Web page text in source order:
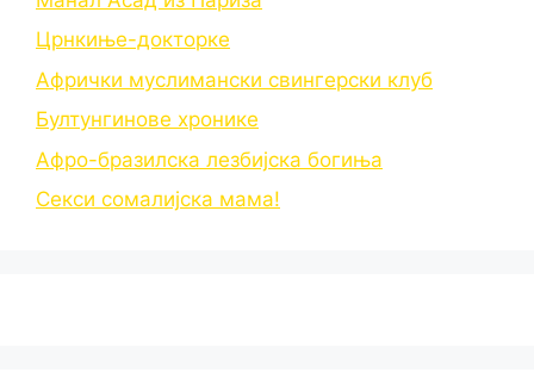
Црнкиње-докторке
Афрички муслимански свингерски клуб
Бултунгинове хронике
Афро-бразилска лезбијска богиња
Секси сомалијска мама!